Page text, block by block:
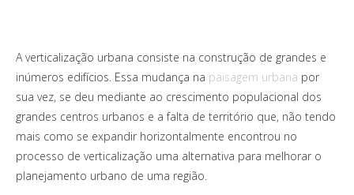
A verticalização urbana consiste na construção de grandes e
inúmeros edifícios. Essa mudança na paisagem urbana por
sua vez, se deu mediante ao crescimento populacional dos
grandes centros urbanos e a falta de território que, não tendo
mais como se expandir horizontalmente encontrou no
processo de verticalização uma alternativa para melhorar o
planejamento urbano de uma região.